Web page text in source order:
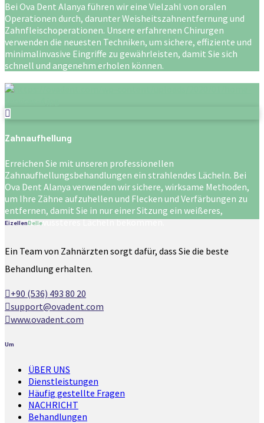
Bei Ova Dent Alanya führen wir eine Vielzahl von oralen
Operationen durch, darunter Weisheitszahnentfernung und
Zahnfleischoperationen. Unsere erfahrenen Chirurgen
verwenden die neuesten Techniken, um sichere, effiziente und
minimalinvasive Eingriffe zu gewährleisten, damit Sie sich
schnell und angenehm erholen können.
Zahnaufhellung
Erreichen Sie mit unseren professionellen
Zahnaufhellungsbehandlungen ein strahlendes Lächeln. Bei
Ova Dent Alanya verwenden wir sichere, wirksame Methoden,
um Ihre Zähne aufzuhellen und Flecken und Verfärbungen zu
entfernen, damit Sie in nur einer Sitzung ein weißeres,
selbstbewussteres Lächeln bekommen.
EizellenDelle
Ein Team von Zahnärzten sorgt dafür, dass Sie die beste
Behandlung erhalten.
+90 (536) 493 80 20
support@ovadent.com
www.ovadent.com
Um
ÜBER UNS
Dienstleistungen
Häufig gestellte Fragen
NACHRICHT
Behandlungen